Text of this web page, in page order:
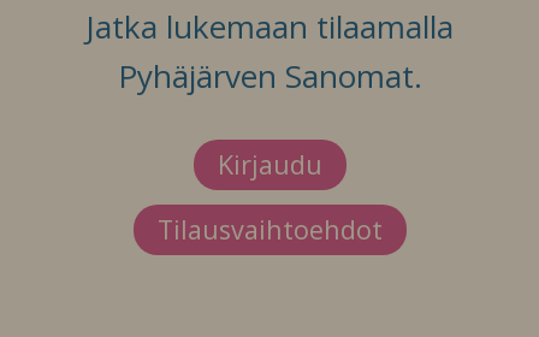
Jatka lukemaan tilaamalla
Pyhäjärven Sanomat.
Kirjaudu
Tilausvaihtoehdot